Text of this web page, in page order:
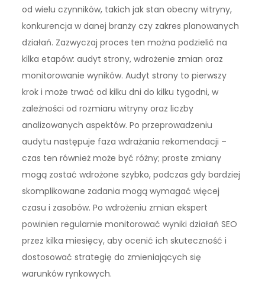
od wielu czynników, takich jak stan obecny witryny,
konkurencja w danej branży czy zakres planowanych
działań. Zazwyczaj proces ten można podzielić na
kilka etapów: audyt strony, wdrożenie zmian oraz
monitorowanie wyników. Audyt strony to pierwszy
krok i może trwać od kilku dni do kilku tygodni, w
zależności od rozmiaru witryny oraz liczby
analizowanych aspektów. Po przeprowadzeniu
audytu następuje faza wdrażania rekomendacji –
czas ten również może być różny; proste zmiany
mogą zostać wdrożone szybko, podczas gdy bardziej
skomplikowane zadania mogą wymagać więcej
czasu i zasobów. Po wdrożeniu zmian ekspert
powinien regularnie monitorować wyniki działań SEO
przez kilka miesięcy, aby ocenić ich skuteczność i
dostosować strategię do zmieniających się
warunków rynkowych.